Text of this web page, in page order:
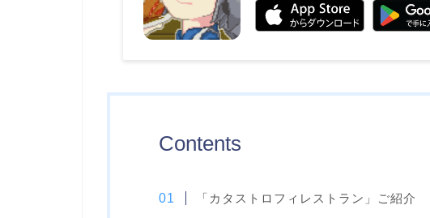
Contents
「カタストロフィレストラン」ご紹介